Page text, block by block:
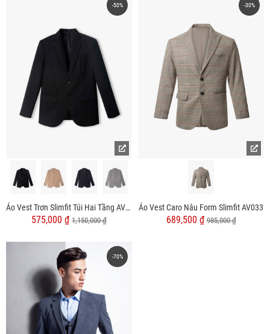
-50%
Áo Vest Trơn Slimfit Túi Hai Tầng AV039
575,000 ₫ 1,150,000 ₫
-30%
Áo Vest Caro Nâu Form Slimfit AV033
689,500 ₫985,000 ₫
-70%